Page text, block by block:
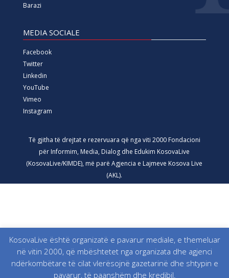
Barazi
MEDIA SOCIALE
Facebook
Twitter
Linkedin
YouTube
Vimeo
Instagram
Të gjitha të drejtat e rezervuara që nga viti 2000 Fondacioni
për Informim, Media, Dialog dhe Edukim KosovaLive
(KosovaLive/KIMDE), më parë Agjencia e Lajmeve Kosova Live
(AKL).
KosovaLive është organizatë e pavarur mediale, e themeluar
në vitin 2000, që mbështetet nga organizata dhe agjenci
ndërkombëtare të cilat vlerësojnë gazetarinë dhe shtypin e
pavarur, të paanshëm dhe kredibil.